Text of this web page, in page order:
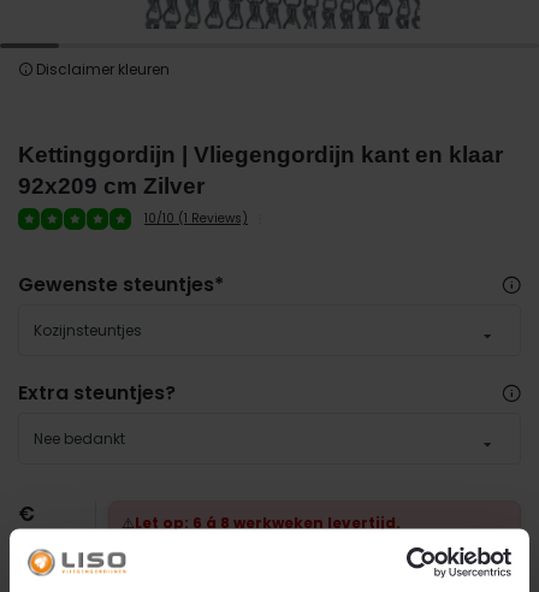
Disclaimer kleuren
Kettinggordijn | Vliegengordijn kant en klaar
92x209 cm Zilver
10/10 (1 Reviews)
Gewenste steuntjes*
Kozijnsteuntjes
Extra steuntjes?
Nee bedankt
€153,73
€
148,73
⚠️Let op: 6 á 8 werkweken levertijd.
Uw aluminium kettinggordijn wordt met zorg op
maat gemaakt. Vanwege drukte op onze afdeling
productiemaatwerk bedraagt de levertijd